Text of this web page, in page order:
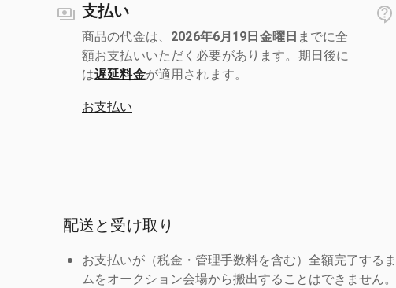
支払い
商品の代金は、 2026年6月19日金曜日 までに全
額お支払いいただく必要があります。期日後に
は遅延料金が適用されます。
お支払い
配送と受け取り
お支払いが（税金・管理手数料を含む）全額完了する
ムをオークション会場から搬出することはできません。